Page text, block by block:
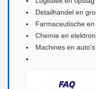
Detailhandel en
Farmaceutische
Chemie en
Machines en auto's